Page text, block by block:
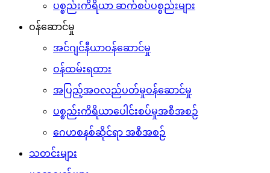
ပစ္စည်းကိရိယာ ဆက်စပ်ပစ္စည်းများ
ဝန်ဆောင်မှု
အင်ဂျင်နီယာဝန်ဆောင်မှု
ဝန်ထမ်းရထား
အပြည့်အဝလည်ပတ်မှုဝန်ဆောင်မှု
ပစ္စည်းကိရိယာပေါင်းစပ်မှုအစီအစဉ်
ဂေဟစနစ်ဆိုင်ရာ အစီအစဉ်
သတင်းများ